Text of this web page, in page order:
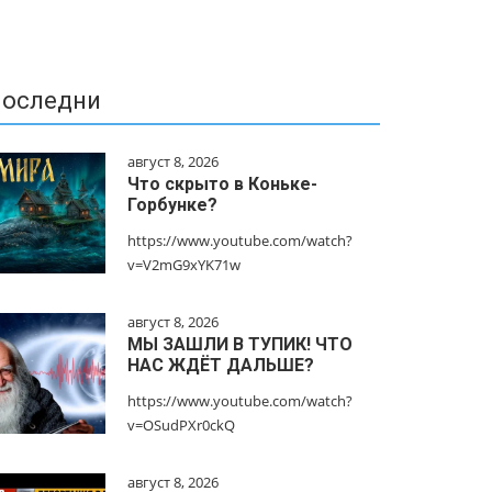
август 8, 2026
Что скрыто в Коньке-
Горбунке?
https://www.youtube.com/watch?
v=V2mG9xYK71w
август 8, 2026
МЫ ЗАШЛИ В ТУПИК! ЧТО
НАС ЖДЁТ ДАЛЬШЕ?
https://www.youtube.com/watch?
v=OSudPXr0ckQ
август 8, 2026